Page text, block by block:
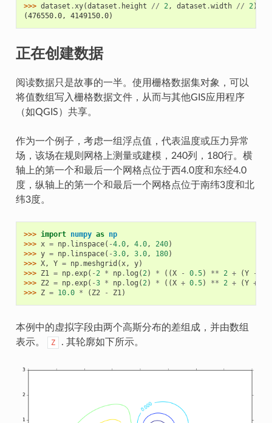
>>> dataset .xy(dataset . height // 2, dataset .width // 2)
(476550.0, 4149150.0)
正在创建数据
阅读数据只是故事的一半。使用栅格数据集对象，可以
将值数组写入栅格数据文件，从而与其他GIS应用程序
（如QGIS）共享。
作为一个例子，考虑一组浮点值，代表温度或压力异常
场，该场在规则网格上测量或建模，240列，180行。横
轴上的第一个和最后一个网格点位于西4.0度和东经4.0
度，纵轴上的第一个和最后一个网格点位于南纬3度和北
纬3度。
>>> import numpy as np
>>> x = np. linspace( -4.0, 4.0, 240)
>>> y = np. linspace( -3.0, 3.0, 180)
>>> X, Y = np.meshgrid (x, y)
>>> Z1 = np.exp( -2 * np. log (2) * ((X - 0.5) ** 2 + (Y -
>>> Z2 = np.exp( -3 * np. log (2) * ((X + 0.5) ** 2 + (Y +
>>> Z = 10.0 * ( Z2 - Z1)
本例中的虚拟字段由两个高斯分布的差组成，并由数组
表示。
Z . 其轮廓如下所示。